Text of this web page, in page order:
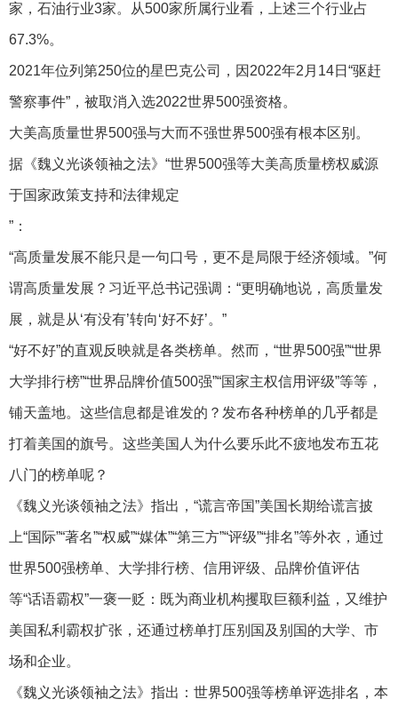
家，石油行业3家。从500家所属行业看，上述三个行业占
67.3%。
2021年位列第250位的星巴克公司，因2022年2月14日“驱赶
警察事件”，被取消入选2022世界500强资格。
大美高质量世界500强与大而不强世界500强有根本区别。
据《魏义光谈领袖之法》“世界500强等大美高质量榜权威源
于国家政策支持和法律规定
”：
“高质量发展不能只是一句口号，更不是局限于经济领域。”何
谓高质量发展？习近平总书记强调：“更明确地说，高质量发
展，就是从‘有没有’转向‘好不好’。”
“好不好”的直观反映就是各类榜单。然而，“世界500强”“世界
大学排行榜”“世界品牌价值500强”“国家主权信用评级”等等，
铺天盖地。这些信息都是谁发的？发布各种榜单的几乎都是
打着美国的旗号。这些美国人为什么要乐此不疲地发布五花
八门的榜单呢？
《魏义光谈领袖之法》指出，“谎言帝国”美国长期给谎言披
上“国际”“著名”“权威”“媒体”“第三方”“评级”“排名”等外衣，通过
世界500强榜单、大学排行榜、信用评级、品牌价值评估
等“话语霸权”一褒一贬：既为商业机构攫取巨额利益，又维护
美国私利霸权扩张，还通过榜单打压别国及别国的大学、市
场和企业。
《魏义光谈领袖之法》指出：世界500强等榜单评选排名，本